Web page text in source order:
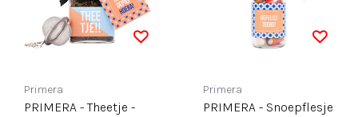
Primera
PRIMERA - Theetje -
Primera
PRIMERA - Snoepflesje